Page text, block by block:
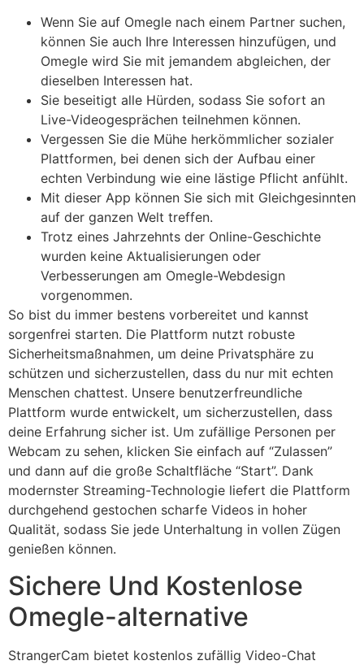
Wenn Sie auf Omegle nach einem Partner suchen,
können Sie auch Ihre Interessen hinzufügen, und
Omegle wird Sie mit jemandem abgleichen, der
dieselben Interessen hat.
Sie beseitigt alle Hürden, sodass Sie sofort an
Live-Videogesprächen teilnehmen können.
Vergessen Sie die Mühe herkömmlicher sozialer
Plattformen, bei denen sich der Aufbau einer
echten Verbindung wie eine lästige Pflicht anfühlt.
Mit dieser App können Sie sich mit Gleichgesinnten
auf der ganzen Welt treffen.
Trotz eines Jahrzehnts der Online-Geschichte
wurden keine Aktualisierungen oder
Verbesserungen am Omegle-Webdesign
vorgenommen.
So bist du immer bestens vorbereitet und kannst
sorgenfrei starten. Die Plattform nutzt robuste
Sicherheitsmaßnahmen, um deine Privatsphäre zu
schützen und sicherzustellen, dass du nur mit echten
Menschen chattest. Unsere benutzerfreundliche
Plattform wurde entwickelt, um sicherzustellen, dass
deine Erfahrung sicher ist. Um zufällige Personen per
Webcam zu sehen, klicken Sie einfach auf “Zulassen”
und dann auf die große Schaltfläche “Start”. Dank
modernster Streaming-Technologie liefert die Plattform
durchgehend gestochen scharfe Videos in hoher
Qualität, sodass Sie jede Unterhaltung in vollen Zügen
genießen können.
Sichere Und Kostenlose
Omegle-alternative
StrangerCam bietet kostenlos zufällig Video-Chat